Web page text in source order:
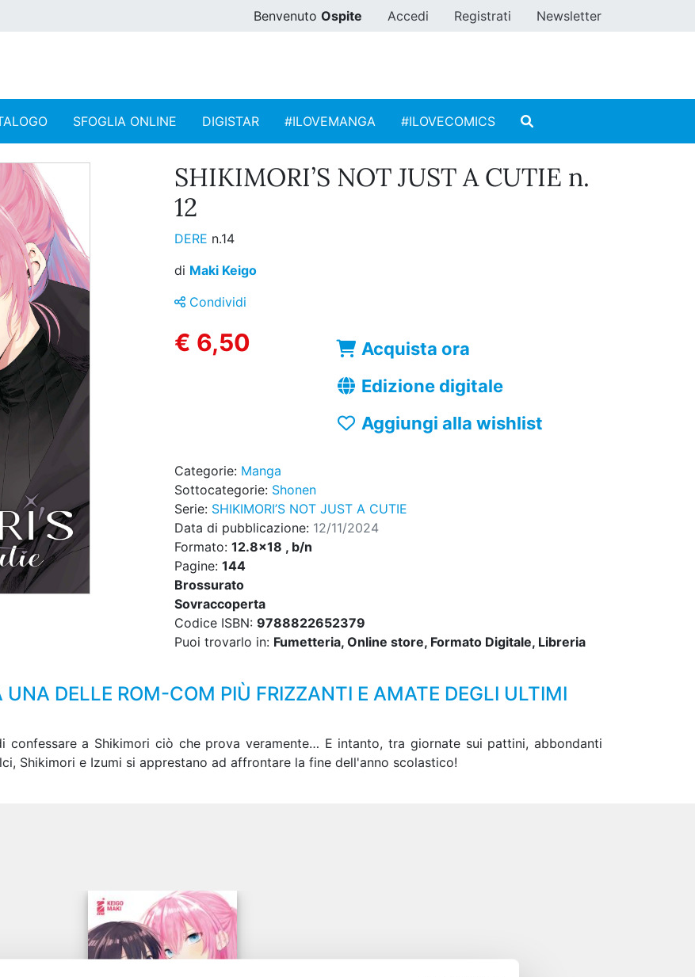
Benvenuto Ospite Accedi Registrati Newsletter
SFOGLIA ONLINE DIGISTAR #ILOVEMANGA #ILOVECOMICS
SHIKIMORI’S NOT JUST A CUTIE n.
12
DERE n.14
di Maki Keigo
Condividi
€ 6,50
Acquista ora
Edizione digitale
Aggiungi alla wishlist
Categorie: Manga
Sottocategorie: Shonen
Serie: SHIKIMORI’S NOT JUST A CUTIE
Data di pubblicazione: 12/11/2024
Formato: 12.8x18 , b/n
Pagine: 144
Brossurato
Sovraccoperta
Codice ISBN: 9788822652379
Puoi trovarlo in: Fumetteria, Online store, Formato Digitale, Libreria
DELLE ROM-COM PIÙ FRIZZANTI E AMATE DEGLI ULTIMI
confessare a Shikimori ciò che prova veramente… E intanto, tra giornate sui pattini, abbondanti
Shikimori e Izumi si apprestano ad affrontare la fine dell'anno scolastico!